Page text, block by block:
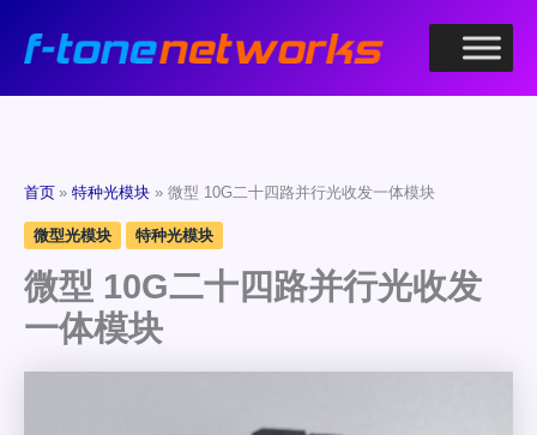
首页 特种光模块 微型 10G二十四路并行光收发一体模块
微型光模块 特种光模块
微型 10G二十四路并行光收发
一体模块